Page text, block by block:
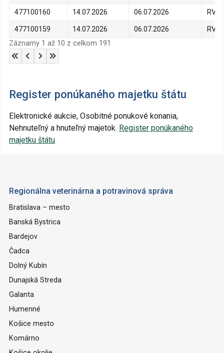
477100160
14.07.2026 06.07.2026
477100159
14.07.2026 06.07.2026
Záznamy 1 až 10 z celkom 191
Register ponúkaného majetku štátu
Elektronické aukcie, Osobitné ponukové konania,
Nehnuteľný a hnuteľný majetok. Register ponúkaného
majetku štátu
Regionálna veterinárna a potravinová správa
Bratislava – mesto
Banská Bystrica
Bardejov
Čadca
Dolný Kubín
Dunajská Streda
Galanta
Humenné
Košice mesto
Komárno